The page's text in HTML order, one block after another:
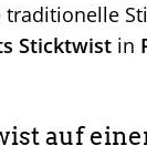
Sticktwist in
auf